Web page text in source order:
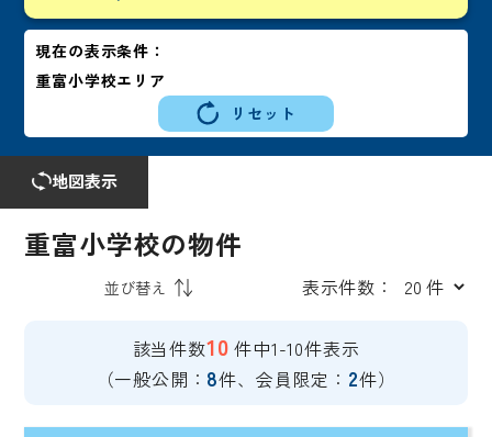
現在の表示条件：
重富小学校エリア
リセット
地図表示
重富小学校の物件
表示件数：
該当件数10 件中1-10件表示
（一般公開： 8件、会員限定： 2件）